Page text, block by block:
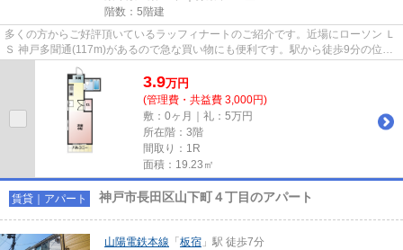
階数：5階建
多くの方からご好評頂いているラッフィナートのご紹介です。近場にローソン Ｌ
Ｓ 神戸多聞通(117m)があるので急な買い物にも便利です。駅から徒歩9分の位置
にある物件なので、電車の利...
3.9万円
(管理費・共益費 3,000円)
敷：0ヶ月｜礼：5万円
所在階：3階
間取り：1R
面積：19.23㎡
賃貸｜アパート 神戸市長田区山下町４丁目のアパート
山陽電鉄本線 「 板宿 」駅 徒歩7分